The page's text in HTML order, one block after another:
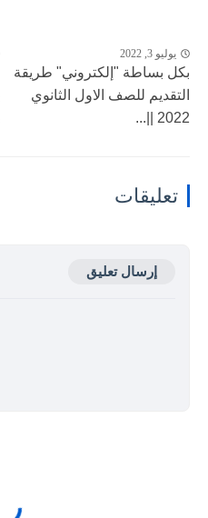
يوليو 3, 2022
بكل بساطة "إلكتروني" طريقة
التقديم للصف الاول الثانوي
2022 ||...
تعليقات
إرسال تعليق